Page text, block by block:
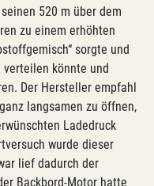
520 m über dem
zu einem erhöhten
sorgte und
könnte und
Der Hersteller empfahl
langsamen zu öffnen,
Ladedruck
wurde dieser
lief dadurch der
Backbord-Motor hatte